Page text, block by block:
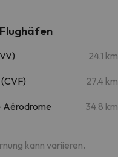
24.1 km
27.4 km
Aérodrome
34.8 km
kann variieren.